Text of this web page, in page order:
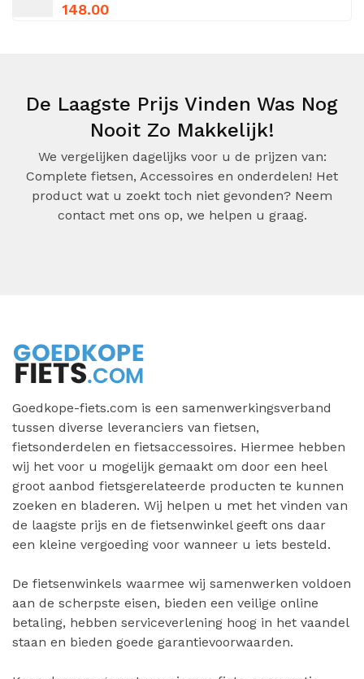
148.00
De Laagste Prijs Vinden Was Nog
Nooit Zo Makkelijk!
We vergelijken dagelijks voor u de prijzen van:
Complete fietsen, Accessoires en onderdelen! Het
product wat u zoekt toch niet gevonden? Neem
contact met ons op, we helpen u graag.
Goedkope-fiets.com is een samenwerkingsverband
tussen diverse leveranciers van fietsen,
fietsonderdelen en fietsaccessoires. Hiermee hebben
wij het voor u mogelijk gemaakt om door een heel
groot aanbod fietsgerelateerde producten te kunnen
zoeken en bladeren. Wij helpen u met het vinden van
de laagste prijs en de fietsenwinkel geeft ons daar
een kleine vergoeding voor wanneer u iets besteld.
De fietsenwinkels waarmee wij samenwerken voldoen
aan de scherpste eisen, bieden een veilige online
betaling, hebben serviceverlening hoog in het vaandel
staan en bieden goede garantievoorwaarden.